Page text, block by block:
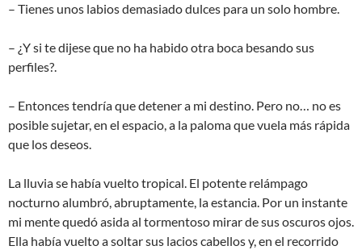
– Tienes unos labios demasiado dulces para un solo hombre.
– ¿Y si te dijese que no ha habido otra boca besando sus
perfiles?.
– Entonces tendría que detener a mi destino. Pero no… no es
posible sujetar, en el espacio, a la paloma que vuela más rápida
que los deseos.
La lluvia se había vuelto tropical. El potente relámpago
nocturno alumbró, abruptamente, la estancia. Por un instante
mi mente quedó asida al tormentoso mirar de sus oscuros ojos.
Ella había vuelto a soltar sus lacios cabellos y, en el recorrido